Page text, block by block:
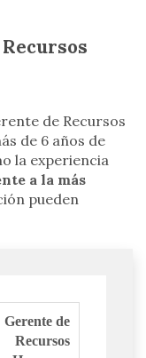
de Recursos
de 6 años de
la experiencia
a la más
pueden
Gerente de
Recursos